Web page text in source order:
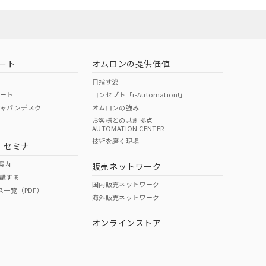
O O
ト
ト
パンデスク
セミナ
内
する
覧（PDF）
オムロンの提供価値
目指す姿
コンセプト「i-Automation!」
オムロンの強み
お客様との共創拠点
AUTOMATION CENTER
技術を磨く現場
販売ネットワーク
国内販売ネットワーク
海外販売ネットワーク
オンラインストア